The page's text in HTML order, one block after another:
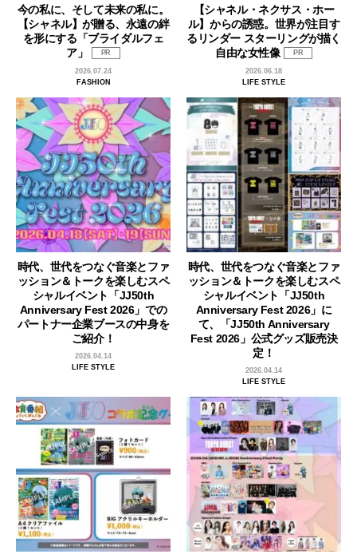
今の私に、そして未来の私に。
【シャネル】が贈る、永遠の絆
を形にする「ブライダルフェ
ア」
PR
2026.07.24
FASHION
【シャネル・ネクサス・ホー
ル】からの誘惑。世界が注目す
るリンダー スターリングが描く
自由な女性像
PR
2026.06.18
LIFE STYLE
時代、世代をつなぐ音楽とファ
ッション＆トークを楽しむスペ
シャルイベント「JJ50th
Anniversary Fest 2026」での
パートナー企業ブースの中身を
ご紹介！
2026.04.14
LIFE STYLE
時代、世代をつなぐ音楽とファ
ッション＆トークを楽しむスペ
シャルイベント「JJ50th
Anniversary Fest 2026」に
て、「JJ50th Anniversary
Fest 2026」公式グッズ販売決
定！
2026.04.14
LIFE STYLE